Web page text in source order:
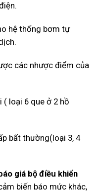
hệ thống bơm tự
các nhược điểm của
loại 6 que ở 2 hồ
bất thường(loại 3, 4
giá bộ điều khiển
biến báo mức khác,